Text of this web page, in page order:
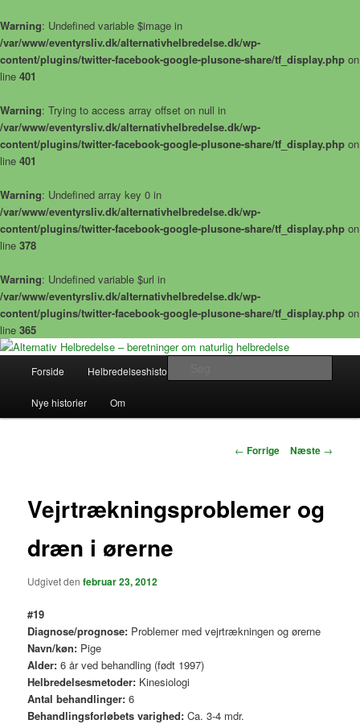
Warning: Undefined variable $image in
/var/www/eventyrsliv.dk/alternativhelbredelse.dk/wp-
content/plugins/twitter-facebook-google-plusone-share/tf_display.php on
line 401
Warning: Trying to access array offset on null in
/var/www/eventyrsliv.dk/alternativhelbredelse.dk/wp-
content/plugins/twitter-facebook-google-plusone-share/tf_display.php on
line 401
Warning: Undefined array key 0 in
/var/www/eventyrsliv.dk/alternativhelbredelse.dk/wp-
content/plugins/twitter-facebook-google-plusone-share/tf_display.php on
line 378
Warning: Undefined variable $url in
/var/www/eventyrsliv.dk/alternativhelbredelse.dk/wp-
content/plugins/twitter-facebook-google-plusone-share/tf_display.php on
line 365
Alternativ Helbredelse – beretninger
Alternative helbredelseshistorier – naturlig helbredelse
Fortsæt
til
Forside Helbredelseshistorier
Nye historier Om
Indlægsnavigation
← Forrige Næste →
Vejrtrækningsproblemer og
dræn i ørerne
Udgivet denfebruar 23, 2012
#19
Diagnose/prognose: Problemer med vejrtrækningen og ørerne
Navn/køn: Pige
Alder: 6 år ved behandling (født 1997)
Helbredelsesmetoder: Kinesiologi
Antal behandlinger: 6
Behandlingsforløbets varighed:Ca. 3-4 mdr.